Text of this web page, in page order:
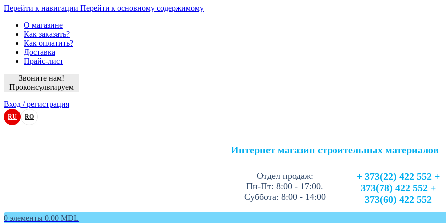
Перейти к навигации Перейти к основному содержимому
О магазине
Как заказать?
Как оплатить?
Доставка
Прайс-лист
Звоните нам!
Проконсультируем
Вход / регистрация
RU RO
Интернет магазин строительных материалов
Отдел продаж:
Пн-Пт: 8:00 - 17:00.
Суббота: 8:00 - 14:00
+ 373(22) 422 552 +
373(78) 422 552 +
373(60) 422 552
0 элементы 0.00 MDL